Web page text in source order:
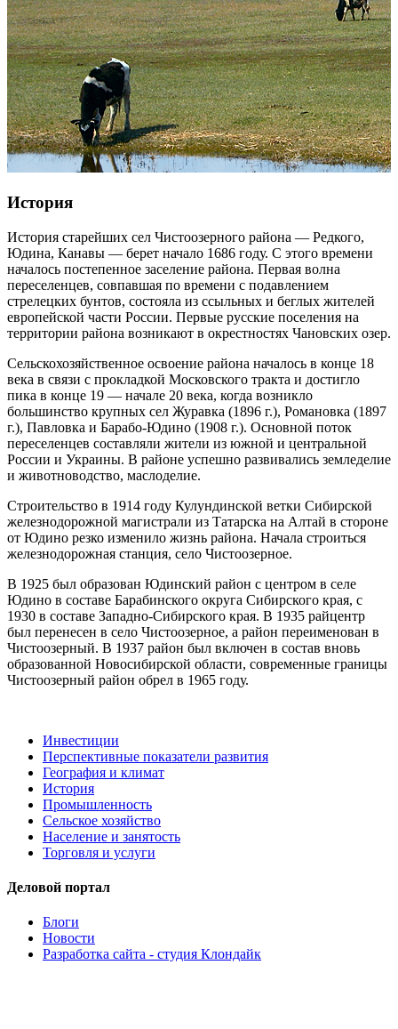
История
История старейших сел Чистоозерного района — Редкого,
Юдина, Канавы — берет начало 1686 году. С этого времени
началось постепенное заселение района. Первая волна
переселенцев, совпавшая по времени с подавлением
стрелецких бунтов, состояла из ссыльных и беглых жителей
европейской части России. Первые русские поселения на
территории района возникают в окрестностях Чановских озер.
Сельскохозяйственное освоение района началось в конце 18
века в связи с прокладкой Московского тракта и достигло
пика в конце 19 — начале 20 века, когда возникло
большинство крупных сел Журавка (1896 г.), Романовка (1897
г.), Павловка и Барабо-Юдино (1908 г.). Основной поток
переселенцев составляли жители из южной и центральной
России и Украины. В районе успешно развивались земледелие
и животноводство, маслоделие.
Строительство в 1914 году Кулундинской ветки Сибирской
железнодорожной магистрали из Татарска на Алтай в стороне
от Юдино резко изменило жизнь района. Начала строиться
железнодорожная станция, село Чистоозерное.
В 1925 был образован Юдинский район с центром в селе
Юдино в составе Барабинского округа Сибирского края, с
1930 в составе Западно-Сибирского края. В 1935 райцентр
был перенесен в село Чистоозерное, а район переименован в
Чистоозерный. В 1937 район был включен в состав вновь
образованной Новосибирской области, современные границы
Чистоозерный район обрел в 1965 году.
Инвестиции
Перспективные показатели развития
География и климат
История
Промышленность
Сельское хозяйство
Население и занятость
Торговля и услуги
Деловой портал
Блоги
Новости
Разработка сайта - студия Клондайк